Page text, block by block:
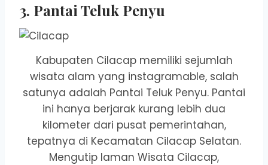
3. Pantai Teluk Penyu
Kabupaten Cilacap memiliki sejumlah
wisata alam yang instagramable, salah
satunya adalah Pantai Teluk Penyu. Pantai
ini hanya berjarak kurang lebih dua
kilometer dari pusat pemerintahan,
tepatnya di Kecamatan Cilacap Selatan.
Mengutip laman Wisata Cilacap,